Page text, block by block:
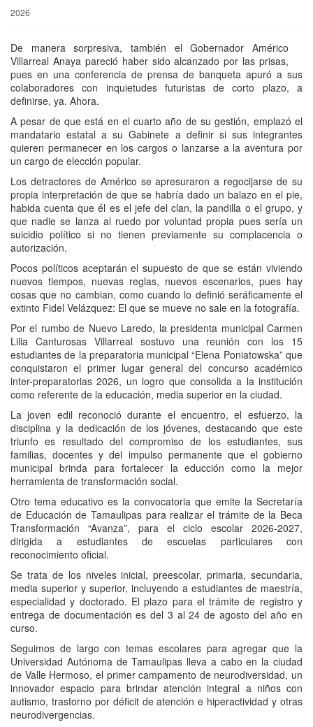
2026
De manera sorpresiva, también el Gobernador Américo
Villarreal Anaya pareció haber sido alcanzado por las prisas,
pues en una conferencia de prensa de banqueta apuró a sus
colaboradores con inquietudes futuristas de corto plazo, a
definirse, ya. Ahora.
A pesar de que está en el cuarto año de su gestión, emplazó el
mandatario estatal a su Gabinete a definir si sus integrantes
quieren permanecer en los cargos o lanzarse a la aventura por
un cargo de elección popular.
Los detractores de Américo se apresuraron a regocijarse de su
propia interpretación de que se habría dado un balazo en el pie,
habida cuenta que él es el jefe del clan, la pandilla o el grupo, y
que nadie se lanza al ruedo por voluntad propia pues sería un
suicidio político si no tienen previamente su complacencia o
autorización.
Pocos políticos aceptarán el supuesto de que se están viviendo
nuevos tiempos, nuevas reglas, nuevos escenarios, pues hay
cosas que no cambian, como cuando lo definió seráficamente el
extinto Fidel Velázquez: El que se mueve no sale en la fotografía.
Por el rumbo de Nuevo Laredo, la presidenta municipal Carmen
Lilia Canturosas Villarreal sostuvo una reunión con los 15
estudiantes de la preparatoria municipal “Elena Poniatowska” que
conquistaron el primer lugar general del concurso académico
inter-preparatorias 2026, un logro que consolida a la institución
como referente de la educación, media superior en la ciudad.
La joven edil reconoció durante el encuentro, el esfuerzo, la
disciplina y la dedicación de los jóvenes, destacando que este
triunfo es resultado del compromiso de los estudiantes, sus
familias, docentes y del impulso permanente que el gobierno
municipal brinda para fortalecer la educción como la mejor
herramienta de transformación social.
Otro tema educativo es la convocatoria que emite la Secretaría
de Educación de Tamaulipas para realizar el trámite de la Beca
Transformación “Avanza”, para el ciclo escolar 2026-2027,
dirigida a estudiantes de escuelas particulares con
reconocimiento oficial.
Se trata de los niveles inicial, preescolar, primaria, secundaria,
media superior y superior, incluyendo a estudiantes de maestría,
especialidad y doctorado. El plazo para el trámite de registro y
entrega de documentación es del 3 al 24 de agosto del año en
curso.
Seguimos de largo con temas escolares para agregar que la
Universidad Autónoma de Tamaulipas lleva a cabo en la ciudad
de Valle Hermoso, el primer campamento de neurodiversidad, un
innovador espacio para brindar atención integral a niños con
autismo, trastorno por déficit de atención e hiperactividad y otras
neurodivergencias.